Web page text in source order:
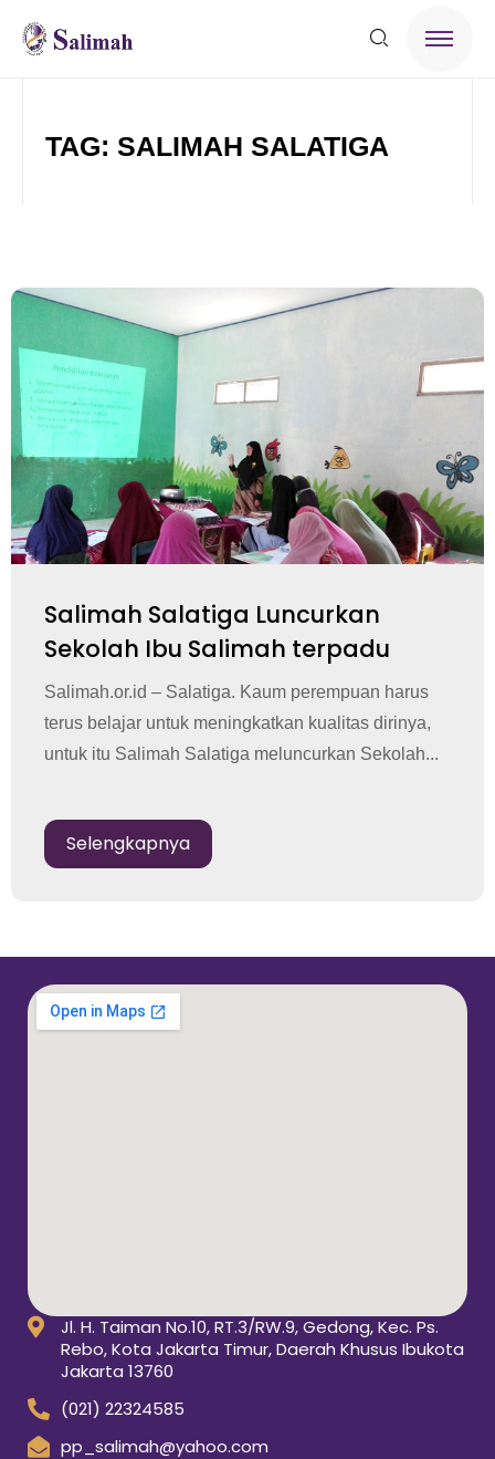
TAG: SALIMAH SALATIGA
Salimah Salatiga Luncurkan
Sekolah Ibu Salimah terpadu
Salimah.or.id – Salatiga. Kaum perempuan harus
terus belajar untuk meningkatkan kualitas dirinya,
untuk itu Salimah Salatiga meluncurkan Sekolah...
Selengkapnya
Jl. H. Taiman No.10, RT.3/RW.9, Gedong, Kec. Ps.
Rebo, Kota Jakarta Timur, Daerah Khusus Ibukota
Jakarta 13760
(021) 22324585
pp_salimah@yahoo.com